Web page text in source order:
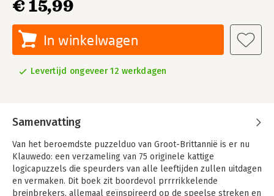
€ 15,99
In winkelwagen
Levertijd ongeveer 12 werkdagen
Samenvatting
Van het beroemdste puzzelduo van Groot-Brittannië is er nu
Klauwedo: een verzameling van 75 originele kattige
logicapuzzels die speurders van alle leeftijden zullen uitdagen
en vermaken. Dit boek zit boordevol prrrrikkelende
breinbrekers, allemaal geïnspireerd op de speelse streken en